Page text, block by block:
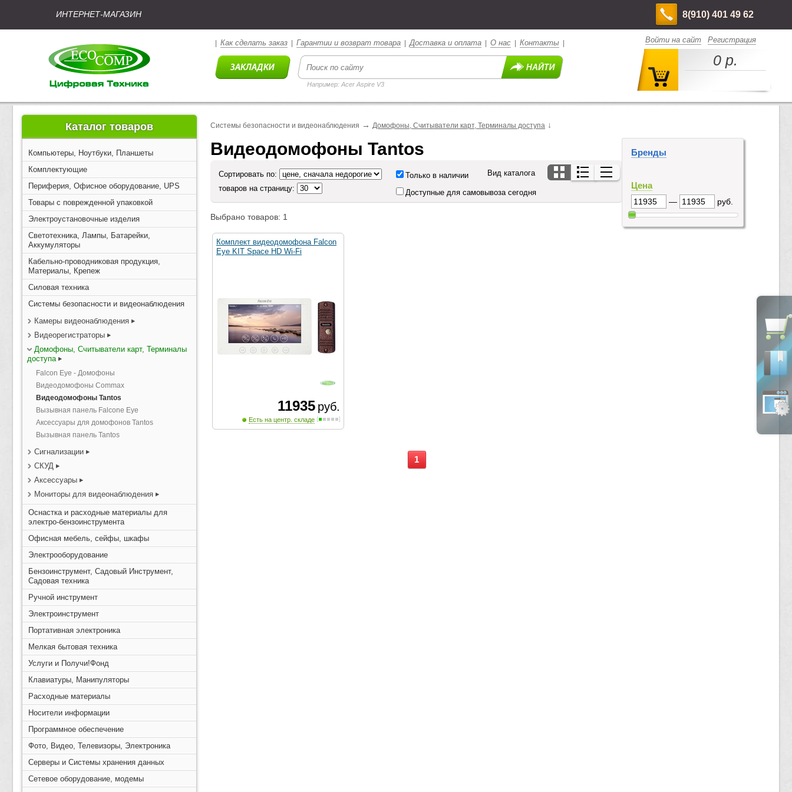
ИНТЕРНЕТ-МАГАЗИН 8(910) 401 49 62
Как сделать заказ Гарантии и возврат товара |Доставка и оплата О нас Контакты
Например: Acer Aspire V3
Войти на сайт Регистрация
0 р.
Каталог товаров
Компьютеры, Ноутбуки, Планшеты
Комплектующие
Периферия, Офисное оборудование, UPS
Товары с поврежденной упаковкой
Электроустановочные изделия
Светотехника, Лампы, Батарейки,
Аккумуляторы
Кабельно-проводниковая продукция,
Материалы, Крепеж
Силовая техника
Системы безопасности и видеонаблюдения
Камеры видеонаблюдения
Видеорегистраторы
Домофоны, Считыватели карт, Терминалы
доступа
Falcon Eye - Домофоны
Видеодомофоны Commax
Видеодомофоны Tantos
Вызывная панель Falcone Eye
Аксессуары для домофонов Tantos
Вызывная панель Tantos
Сигнализации
СКУД
Аксессуары
Мониторы для видеонаблюдения
Оснастка и расходные материалы для
электро-бензоинструмента
Офисная мебель, сейфы, шкафы
Электрооборудование
Бензоинструмент, Садовый Инструмент,
Садовая техника
Ручной инструмент
Электроинструмент
Портативная электроника
Мелкая бытовая техника
Услуги и Получи!Фонд
Клавиатуры, Манипуляторы
Расходные материалы
Носители информации
Программное обеспечение
Фото, Видео, Телевизоры, Электроника
Серверы и Системы хранения данных
Сетевое оборудование, модемы
Системы безопасности и видеонаблюдения → Домофоны, Считыватели карт, Терминалы доступа ↓
Видеодомофоны Tantos
Сортировать по:
товаров на страницу:
Только в наличии
Доступные для самовывоза сегодня
Вид каталога
Выбрано товаров: 1
Комплект видеодомофона Falcon
Eye KIT Space HD Wi-Fi
11935 руб.
Есть на центр. складе
1
Бренды
Цена
— руб.